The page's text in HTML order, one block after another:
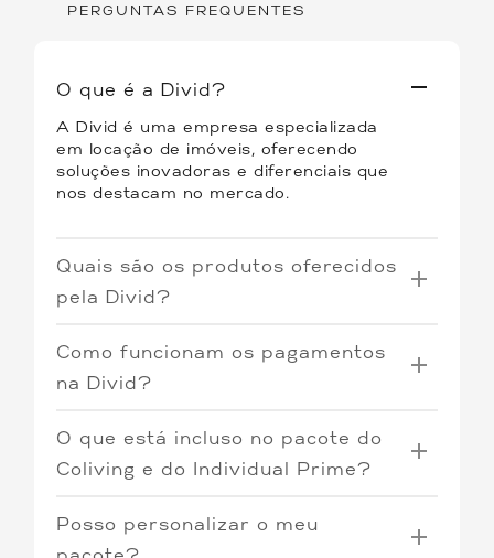
PERGUNTAS FREQUENTES
O que é a Divid?
A Divid é uma empresa especializada
em locação de imóveis, oferecendo
soluções inovadoras e diferenciais que
nos destacam no mercado.
Quais são os produtos oferecidos
pela Divid?
Coliving
experiência única de convivência e
previsibilidade.
imóveis não necessariamente
Como funcionam os pagamentos
na Divid?
com o sistema de pré-pagamento. Os
boletos tem vencimento todo o dia 7,
incluindo todas as contas relacionadas
acordo com o consumo, como no caso
da energia elétrica.
O que está incluso no pacote do
Coliving e do Individual Prime?
todas as contas relacionadas ao imóvel,
proporcionando praticidade e
Posso personalizar o meu